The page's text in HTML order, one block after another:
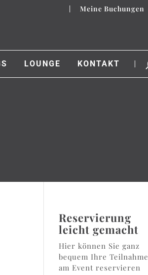
Meine Buchungen
LOUNGE KONTAKT
Reservierung
leicht gemacht
Hier können Sie ganz
bequem Ihre Teilnahme
am Event reservieren